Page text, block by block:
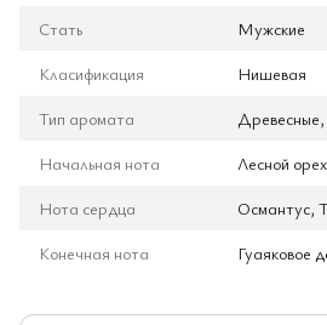
Стать
Мужские
Класификация
Нишевая
Тип аромата
Начальная нота
Лесной
Нота сердца
Османтус,
Конечная нота
Гуаяковое